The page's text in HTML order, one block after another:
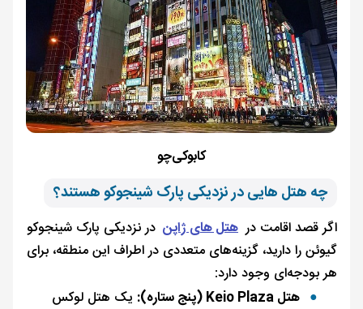
کابوکی‌چو
چه هتل هایی در نزدیکی پارک شینجوکو هستند؟
اگر قصد اقامت در هتل های ژاپن در نزدیکی پارک شینجوکو
گیوئن را دارید، گزینه‌های متعددی در اطراف این منطقه، برای
هر بودجه‌ای وجود دارد:
هتل Keio Plaza (پنج ستاره):
یک هتل لوکس